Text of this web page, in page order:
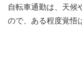
自転車通勤は、天候
ので、ある程度覚悟